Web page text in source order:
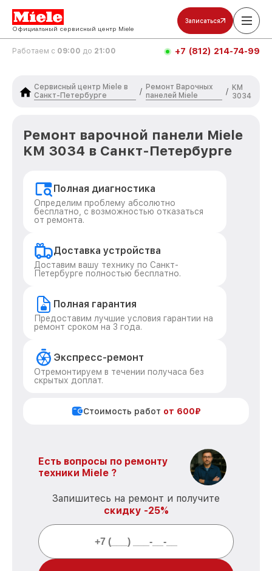
Официальный сервисный центр Miele
Записаться
Работаем с 09:00 до 21:00 +7 (812) 214-74-99
Сервисный центр Miele в
Санкт-Петербурге
/
Ремонт Варочных
панелей Miele
/ KM
3034
Ремонт варочной панели Miele
KM 3034 в Санкт-Петербурге
Полная диагностика
Определим проблему абсолютно
бесплатно, с возможностью отказаться
от ремонта.
Доставка устройства
Доставим вашу технику по Санкт-
Петербурге полностью бесплатно.
Полная гарантия
Предоставим лучшие условия гарантии на
ремонт сроком на 3 года.
Экспресс-ремонт
Отремонтируем в течении получаса без
скрытых доплат.
Стоимость работ от 600₽
Есть вопросы по ремонту
техники Miele ?
Запишитесь на ремонт и получите
скидку -25%